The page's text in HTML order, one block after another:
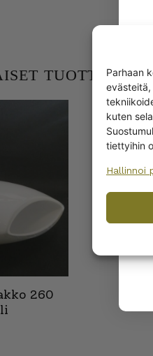
Parhaan
kuten
tiettyihin
Hallinnoi
TUOTTEET
260